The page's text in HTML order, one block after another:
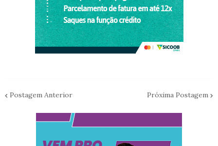
Postagem Anterior Próxima Postagem